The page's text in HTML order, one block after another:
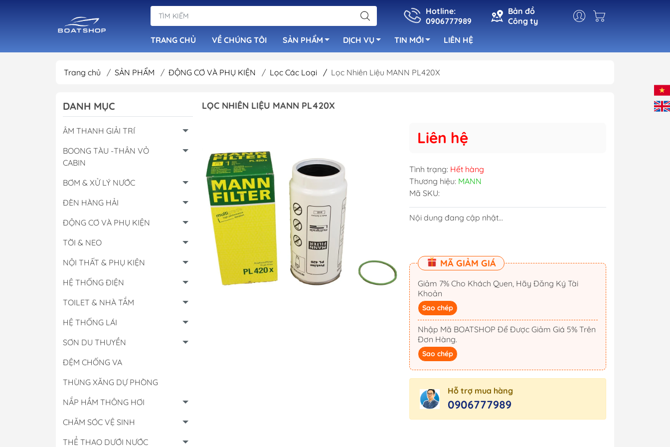
Hotline:
0906777989
Bản đồ
Công ty
TRANG CHỦ
VỀ CHÚNG TÔI SẢN PHẨM
Đầu Phát Nhạc Bluetooth
Loa Chống Nước Cano
Cọc Bích Neo
Cano
Tay Nắm Inox
Cột Cờ & Cột Đèn
Nắp Xăng - Nắp Nước
Ống Cắm Cần Câu
Khóa Nắp Hầm
Cổ Dê Inox
Mui Bạt Cano
Bơm Sục Oxy Cho Cá
Bơm Máy Lạnh
Bơm Chất Thải
Bơm Rút Nhớt
Đồng Hồ & Cảm Biến
Nhớt - Nước Làm Mát -
Đế Giữ Ly Cốc Cano
Thảm Lót Sàn Cano
Công Tắc Điện
Hộp Cầu Chì & Bus Bar
DỊCH VỤ TIN MỚI LIÊN HỆ
Trang chủ / SẢN PHẨM / ĐỘNG CƠ VÀ PHỤ KIỆN / Lọc Các Loại / Lọc Nhiên Liệu MANN PL420X
DANH MỤC
ÂM THANH GIẢI TRÍ
BOONG TÀU -THÂN VỎ
CABIN
BƠM & XỬ LÝ NƯỚC
ĐÈN HÀNG HẢI
ĐỘNG CƠ VÀ PHỤ KIỆN
TỜI & NEO
NỘI THẤT & PHỤ KIỆN
HỆ THỐNG ĐIỆN
TOILET & NHÀ TẮM
HỆ THỐNG LÁI
SƠN DU THUYỀN
ĐỆM CHỐNG VA
THÙNG XĂNG DỰ PHÒNG
NẮP HẦM THÔNG HƠI
CHĂM SÓC VỆ SINH
THỂ THAO DƯỚI NƯỚC
LỌC NHIÊN LIỆU MANN PL420X
Liên hệ
Tình trạng: Hết hàng
Thương hiệu: MANN
Mã SKU:
Nội dung đang cập nhật...
MÃ GIẢM GIÁ
Giảm 7% Cho Khách Quen, Hãy Đăng Ký Tài
Khoản
Sao chép
Nhập Mã BOATSHOP Để Được Giảm Giá 5% Trên
Đơn Hàng.
Sao chép
Hỗ trợ mua hàng
0906777989